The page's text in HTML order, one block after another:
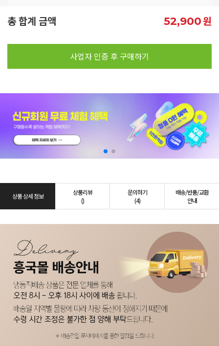
총 합계 금액 52,900원
사업자 인증 후 구매하기
상품 상세 정보
상품리뷰
()
문의하기
(4)
배송/반품/교환
안내